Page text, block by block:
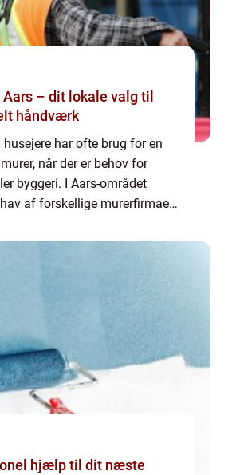
– dit lokale valg til
håndværk
husejere har ofte brug for en
når der er behov for
byggeri. I Aars-området
af forskellige murerfirmaer,
Det kan være svært ...
hjælp til dit næste